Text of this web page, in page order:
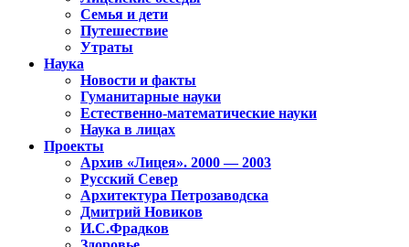
Семья и дети
Путешествие
Утраты
Наука
Новости и факты
Гуманитарные науки
Естественно-математические науки
Наука в лицах
Проекты
Архив «Лицея». 2000 — 2003
Русский Север
Архитектура Петрозаводска
Дмитрий Новиков
И.С.Фрадков